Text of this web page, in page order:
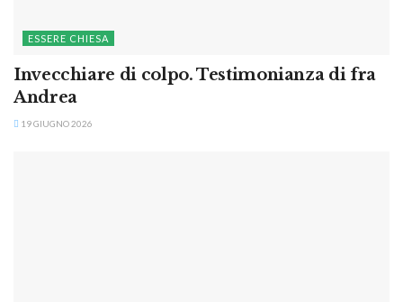
ESSERE CHIESA
Invecchiare di colpo. Testimonianza di fra
Andrea
19 GIUGNO 2026